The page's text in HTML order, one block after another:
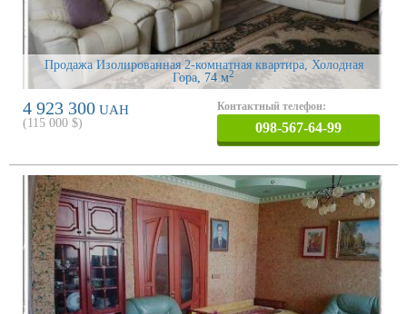
Продажа Изолированная 2-комнатная квартира, Холодная
Гора , 74 м2
4 923 300 UAH
(115 000 $)
Контактный телефон:
098-567-64-99